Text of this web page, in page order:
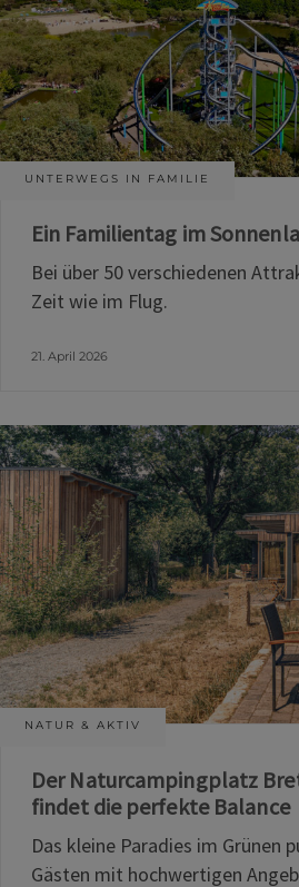
UNTERWEGS IN FAMILIE
Ein Familientag im
Bei über 50 verschiedenen
Zeit wie im Flug.
21. April 2026
NATUR & AKTIV
Der Naturcampingplatz
findet die perfekte Balance
Das kleine Paradies im Grünen
Gästen mit hochwertigen